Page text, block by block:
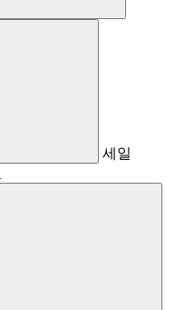
세일